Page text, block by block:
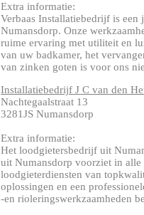
Extra informatie:
Verbaas Installatiebedrijf is
Numansdorp. Onze
ruime ervaring met utiliteit en
van uw badkamer, het
van zinken goten is voor ons
Installatiebedrijf J C van den
Nachtegaalstraat 13
3281JS Numansdorp
Extra informatie:
Het loodgietersbedrijf uit
uit Numansdorp voorziet in
loodgieterdiensten van
oplossingen en een
-en rioleringswerkzaamheden